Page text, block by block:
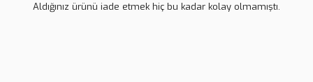
Aldığınız ürünü iade etmek hiç bu kadar kolay olmamıştı.